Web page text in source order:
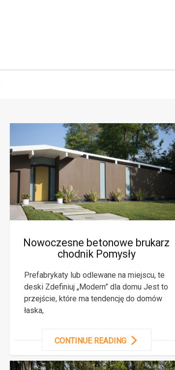
Nowoczesne betonowe brukarz
chodnik Pomysły
Prefabrykaty lub odlewane na miejscu, te
deski Zdefiniuj „Modern” dla domu Jest to
przejście, które ma tendencję do domów
łaska,
CONTINUE READING